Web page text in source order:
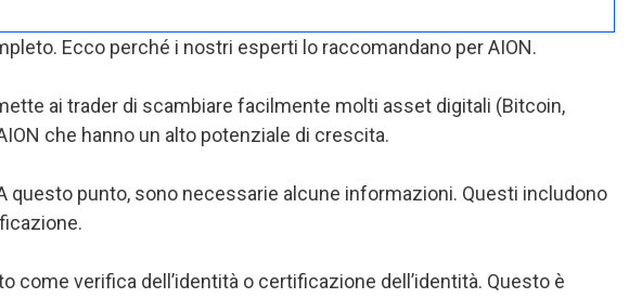
Ecco perché i nostri esperti lo raccomandano per AION.
ai trader di scambiare facilmente molti asset digitali (Bitcoin,
che hanno un alto potenziale di crescita.
questo punto, sono necessarie alcune informazioni. Questi includono
come verifica dell’identità o certificazione dell’identità. Questo è